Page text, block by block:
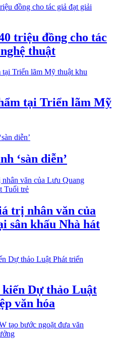
triệu đồng cho tác
thuật
tại Triển lãm Mỹ
‘sàn diễn’
trị nhân văn của
sân khấu Nhà hát
Dự thảo Luật
văn hóa